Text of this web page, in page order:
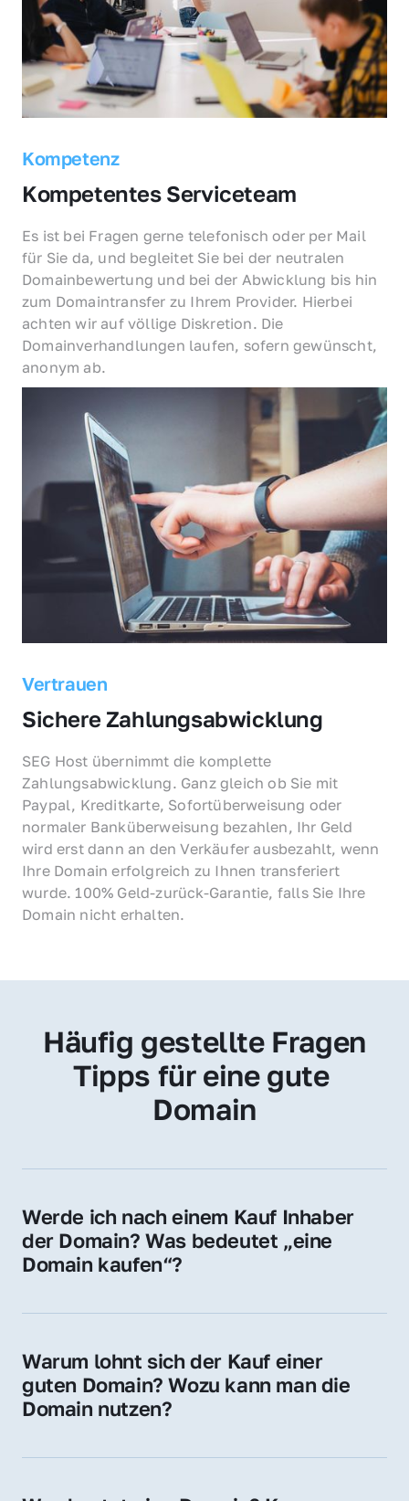
Kompetenz
Kompetentes Serviceteam
Es ist bei Fragen gerne telefonisch oder per Mail
für Sie da, und begleitet Sie bei der neutralen
Domainbewertung und bei der Abwicklung bis hin
zum Domaintransfer zu Ihrem Provider. Hierbei
achten wir auf völlige Diskretion. Die
Domainverhandlungen laufen, sofern gewünscht,
anonym ab.
Vertrauen
Sichere Zahlungsabwicklung
SEG Host übernimmt die komplette
Zahlungsabwicklung. Ganz gleich ob Sie mit
Paypal, Kreditkarte, Sofortüberweisung oder
normaler Banküberweisung bezahlen, Ihr Geld
wird erst dann an den Verkäufer ausbezahlt, wenn
Ihre Domain erfolgreich zu Ihnen transferiert
wurde. 100% Geld-zurück-Garantie, falls Sie Ihre
Domain nicht erhalten.
Häufig gestellte Fragen
Tipps für eine gute
Domain
Werde ich nach einem Kauf Inhaber
der Domain? Was bedeutet „eine
Domain kaufen“?
Sie erhalten alle Rechte zur Nutzung,
Domain.
Warum lohnt sich der Kauf einer
guten Domain? Wozu kann man die
Domain nutzen?
Vertrauen und Markenwert. Nutzen Sie sie